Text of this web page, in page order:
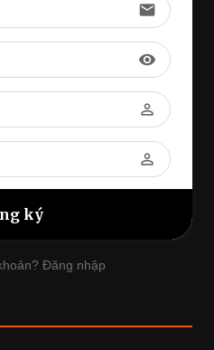
email
visibility
perm_identity
perm_identity
Đăng nhập